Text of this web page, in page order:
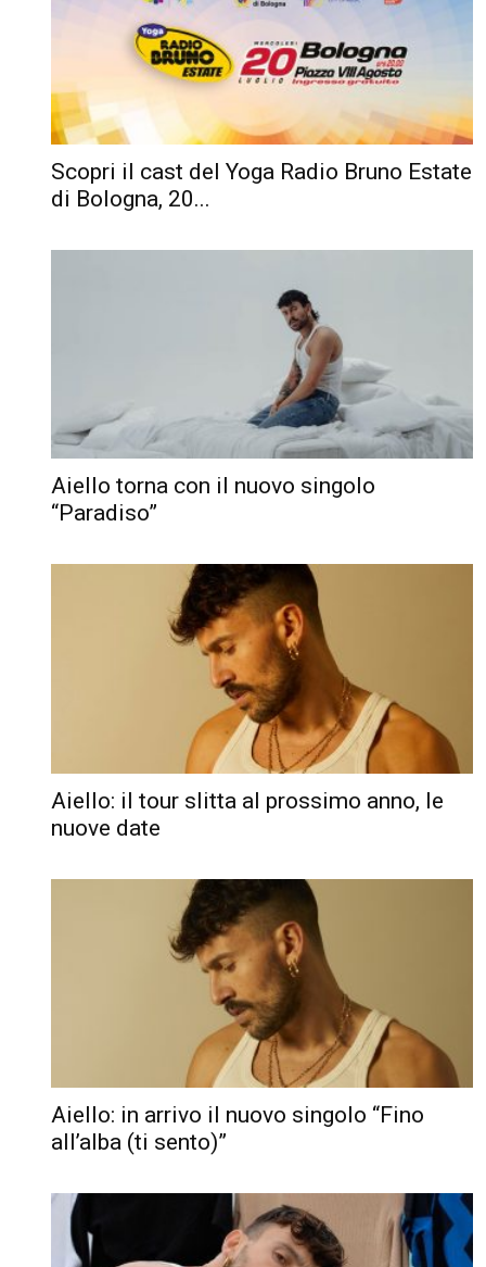
Scopri il cast del Yoga Radio Bruno Estate
di Bologna, 20...
Aiello torna con il nuovo singolo
“Paradiso”
Aiello: il tour slitta al prossimo anno, le
nuove date
Aiello: in arrivo il nuovo singolo “Fino
all’alba (ti sento)”